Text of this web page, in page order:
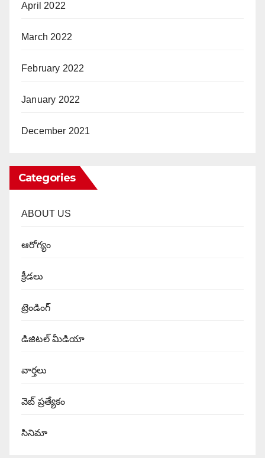
April 2022
March 2022
February 2022
January 2022
December 2021
Categories
ABOUT US
ఆరోగ్యం
క్రీడలు
ట్రెండింగ్
డిజిటల్ మీడియా
వార్త‌లు
వెబ్ ప్రత్యేకం
సినిమా